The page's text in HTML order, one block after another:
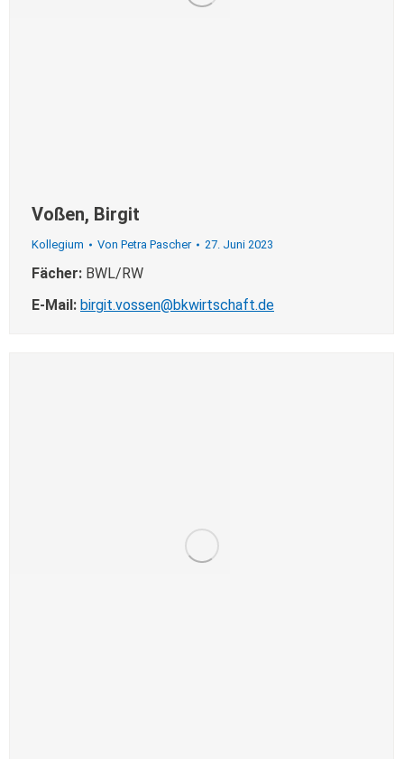
Voßen, Birgit
Kollegium Von Petra Pascher 27. Juni 2023
Fächer: BWL/RW
E-Mail: birgit.vossen@bkwirtschaft.de